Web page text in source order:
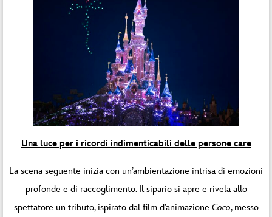
Una luce per i ricordi indimenticabili delle persone care
La scena seguente inizia con un’ambientazione intrisa di emozioni
profonde e di raccoglimento. Il sipario si apre e rivela allo
spettatore un tributo, ispirato dal film d’animazione Coco, messo